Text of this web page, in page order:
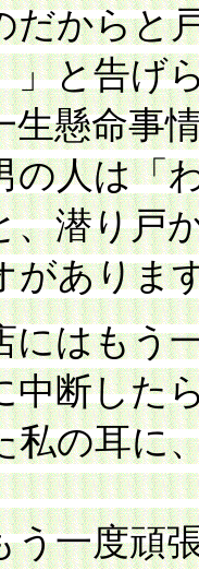
だからと
」と告げ
生懸命事
の人は「
、潜り戸
がありま
はもう一
中断した
私の耳に
一度頑張